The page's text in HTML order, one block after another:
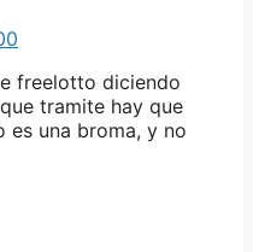
freelotto diciendo
tramite hay que
es una broma, y no